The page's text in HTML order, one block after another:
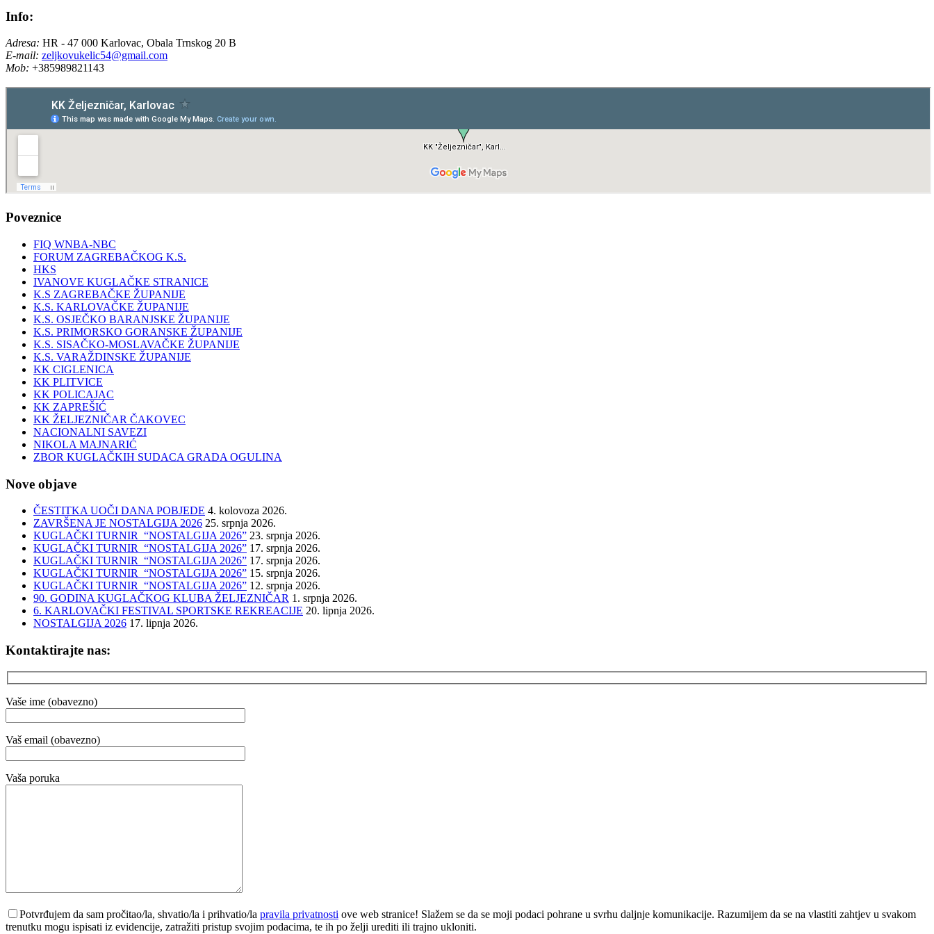
Info:
Adresa: HR - 47 000 Karlovac, Obala Trnskog 20 B
E-mail: zeljkovukelic54@gmail.com
Mob: +385989821143
Poveznice
FIQ WNBA-NBC
FORUM ZAGREBAČKOG K.S.
HKS
IVANOVE KUGLAČKE STRANICE
K.S ZAGREBAČKE ŽUPANIJE
K.S. KARLOVAČKE ŽUPANIJE
K.S. OSJEČKO BARANJSKE ŽUPANIJE
K.S. PRIMORSKO GORANSKE ŽUPANIJE
K.S. SISAČKO-MOSLAVAČKE ŽUPANIJE
K.S. VARAŽDINSKE ŽUPANIJE
KK CIGLENICA
KK PLITVICE
KK POLICAJAC
KK ZAPREŠIĆ
KK ŽELJEZNIČAR ČAKOVEC
NACIONALNI SAVEZI
NIKOLA MAJNARIĆ
ZBOR KUGLAČKIH SUDACA GRADA OGULINA
Nove objave
ČESTITKA UOČI DANA POBJEDE 4. kolovoza 2026.
ZAVRŠENA JE NOSTALGIJA 2026 25. srpnja 2026.
KUGLAČKI TURNIR “NOSTALGIJA 2026” 23. srpnja 2026.
KUGLAČKI TURNIR “NOSTALGIJA 2026” 17. srpnja 2026.
KUGLAČKI TURNIR “NOSTALGIJA 2026” 17. srpnja 2026.
KUGLAČKI TURNIR “NOSTALGIJA 2026” 15. srpnja 2026.
KUGLAČKI TURNIR “NOSTALGIJA 2026” 12. srpnja 2026.
90. GODINA KUGLAČKOG KLUBA ŽELJEZNIČAR 1. srpnja 2026.
6. KARLOVAČKI FESTIVAL SPORTSKE REKREACIJE 20. lipnja 2026.
NOSTALGIJA 2026 17. lipnja 2026.
Kontaktirajte nas:
Vaše ime (obavezno)
Vaš email (obavezno)
Vaša poruka
Potvrđujem da sam pročitao/la, shvatio/la i prihvatio/la pravila privatnosti ove web stranice! Slažem se da se moji podaci pohrane u svrhu daljnje komunikacije. Razumijem da se na vlastiti zahtjev u svakom
trenutku mogu ispisati iz evidencije, zatražiti pristup svojim podacima, te ih po želji urediti ili trajno ukloniti.